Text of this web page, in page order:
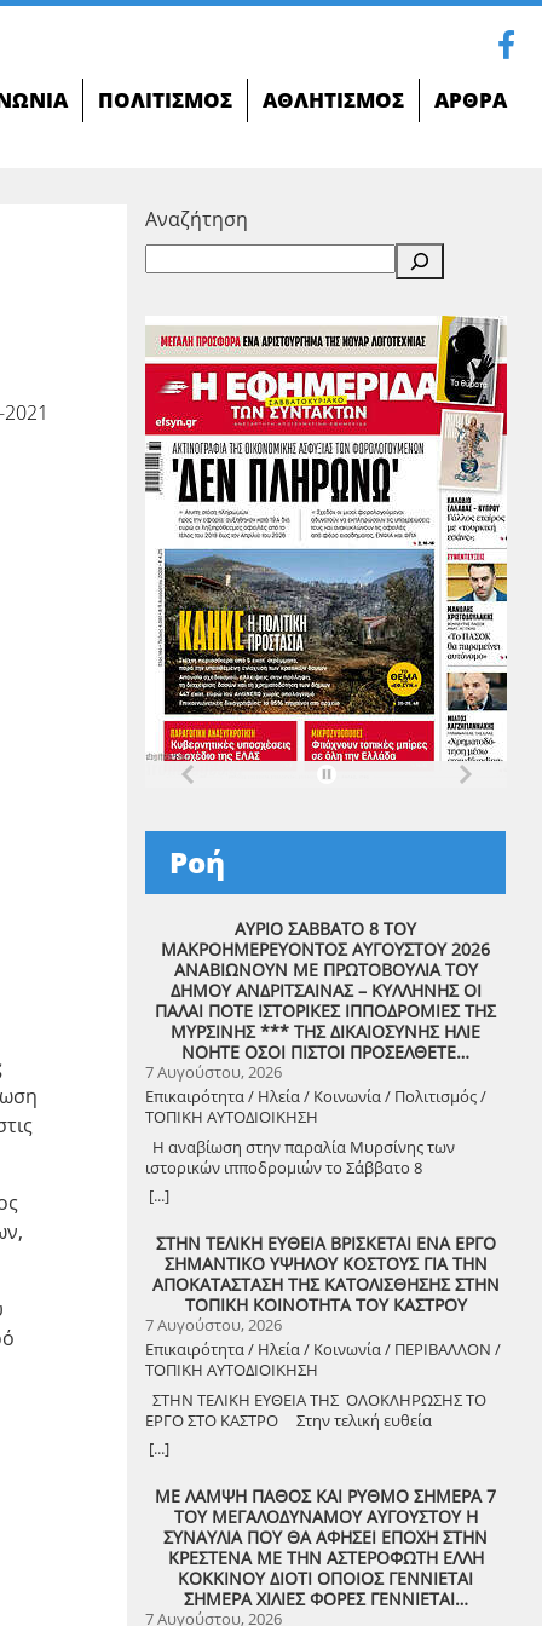
ΠΟΛΙΤΙΣΜΌΣ ΑΘΛΗΤΙΣΜΌΣ ΆΡΘΡΑ
Αναζήτηση
Ροή
ΑΥΡΙΟ ΣΑΒΒΑΤΟ 8 ΤΟΥ
ΜΑΚΡΟΗΜΕΡΕΥΟΝΤΟΣ ΑΥΓΟΥΣΤΟΥ 2026
ΑΝΑΒΙΩΝΟΥΝ ΜΕ ΠΡΩΤΟΒΟΥΛΙΑ ΤΟΥ
ΔΗΜΟΥ ΑΝΔΡΙΤΣΑΙΝΑΣ – ΚΥΛΛΗΝΗΣ ΟΙ
ΠΑΛΑΙ ΠΟΤΕ ΙΣΤΟΡΙΚΕΣ ΙΠΠΟΔΡΟΜΙΕΣ ΤΗΣ
ΜΥΡΣΙΝΗΣ *** ΤΗΣ ΔΙΚΑΙΟΣΥΝΗΣ ΗΛΙΕ
ΝΟΗΤΕ ΟΣΟΙ ΠΙΣΤΟΙ ΠΡΟΣΕΛΘΕΤΕ…
7 Αυγούστου, 2026
Επικαιρότητα / Ηλεία / Κοινωνία / Πολιτισμός /
ΤΟΠΙΚΗ ΑΥΤΟΔΙΟΙΚΗΣΗ
Η αναβίωση στην παραλία Μυρσίνης των
ιστορικών ιπποδρομιών το Σάββατο 8
Αυγούστου 2026
[...]
ΣΤΗΝ ΤΕΛΙΚΗ ΕΥΘΕΙΑ ΒΡΙΣΚΕΤΑΙ ΕΝΑ ΕΡΓΟ
ΣΗΜΑΝΤΙΚΟ ΥΨΗΛΟΥ ΚΟΣΤΟΥΣ ΓΙΑ ΤΗΝ
ΑΠΟΚΑΤΑΣΤΑΣΗ ΤΗΣ ΚΑΤΟΛΙΣΘΗΣΗΣ ΣΤΗΝ
ΤΟΠΙΚΗ ΚΟΙΝΟΤΗΤΑ ΤΟΥ ΚΑΣΤΡΟΥ
7 Αυγούστου, 2026
Επικαιρότητα / Ηλεία / Κοινωνία / ΠΕΡΙΒΑΛΛΟΝ /
ΤΟΠΙΚΗ ΑΥΤΟΔΙΟΙΚΗΣΗ
ΣΤΗΝ ΤΕΛΙΚΗ ΕΥΘΕΙΑ ΤΗΣ ΟΛΟΚΛΗΡΩΣΗΣ ΤΟ
ΕΡΓΟ ΣΤΟ ΚΑΣΤΡΟ Στην τελική ευθεία
ολοκλήρωσης βρίσκεται το κρίσιμο έργο
αποκατάστασης της κατολίσθησης στην Τ.Κ.
ευρώ. Έπειτα από αυτοψία που πραγματοποίησε
ο Δήμαρχος Ανδραβίδας-Κυλλήνης, Γιάννης
Λέντζας, μαζί με κλιμάκιο της Τεχνικής Υπηρεσίας
και εκπροσώπους της δημοτικής αρχής,
διαπιστώθηκε πως οι παρεμβάσεις προχωρούν
άμεσα και αυστηρά εντός των
[...]
ΜΕ ΛΑΜΨΗ ΠΑΘΟΣ ΚΑΙ ΡΥΘΜΟ ΣΗΜΕΡΑ 7
ΤΟΥ ΜΕΓΑΛΟΔΥΝΑΜΟΥ ΑΥΓΟΥΣΤΟΥ Η
ΣΥΝΑΥΛΙΑ ΠΟΥ ΘΑ ΑΦΗΣΕΙ ΕΠΟΧΗ ΣΤΗΝ
ΚΡΕΣΤΕΝΑ ΜΕ ΤΗΝ ΑΣΤΕΡΟΦΩΤΗ ΕΛΛΗ
ΚΟΚΚΙΝΟΥ ΔΙΟΤΙ ΟΠΟΙΟΣ ΓΕΝΝΙΕΤΑΙ
ΣΗΜΕΡΑ ΧΙΛΙΕΣ ΦΟΡΕΣ ΓΕΝΝΙΕΤΑΙ…
7 Αυγούστου, 2026